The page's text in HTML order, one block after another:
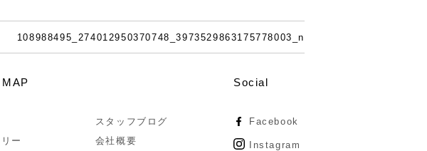
108988495_274012950370748_3973529863175778003_n
ー
スタッフブログ
会社概要
Social
Facebook
Instagram